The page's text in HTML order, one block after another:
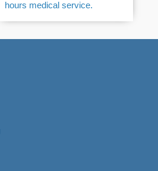
hours medical service.